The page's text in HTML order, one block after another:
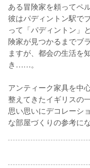
ある冒険家を頼ってペ
彼はパディントン駅で
って「パディントン」
険家が見つかるまでブ
ますが、都会の生活を
き……。
アンティーク家具を中
整えてきたイギリスの
思い思いにデコレーシ
な部屋づくりの参考に